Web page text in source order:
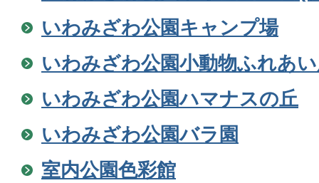
いわみざわ公園キャンプ場
いわみざわ公園小動物ふれあ
いわみざわ公園ハマナスの丘
いわみざわ公園バラ園
室内公園色彩館